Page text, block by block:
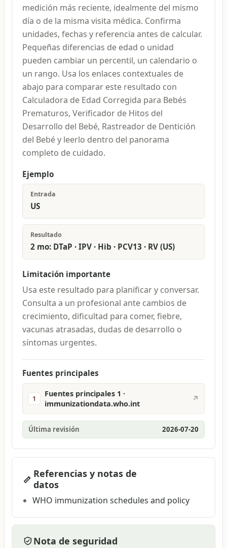
medición más reciente, idealmente del mismo
día o de la misma visita médica. Confirma
unidades, fechas y referencia antes de calcular.
Pequeñas diferencias de edad o unidad
pueden cambiar un percentil, un calendario o
un rango. Usa los enlaces contextuales de
abajo para comparar este resultado con
Calculadora de Edad Corregida para Bebés
Prematuros, Verificador de Hitos del
Desarrollo del Bebé, Rastreador de Dentición
del Bebé y leerlo dentro del panorama
completo de cuidado.
Ejemplo
Entrada
US
Resultado
2 mo: DTaP · IPV · Hib · PCV13 · RV (US)
Limitación importante
Usa este resultado para planificar y conversar.
Consulta a un profesional ante cambios de
crecimiento, dificultad para comer, fiebre,
vacunas atrasadas, dudas de desarrollo o
síntomas urgentes.
Fuentes principales
1
Fuentes principales 1 ·
immunizationdata.who.int
↗
Última revisión 2026-07-20
Referencias y notas de
datos
WHO immunization schedules and policy
Nota de seguridad